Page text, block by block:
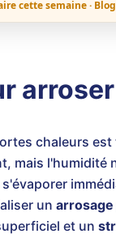
cette semaine ·
chaleurs
mais
un
et un